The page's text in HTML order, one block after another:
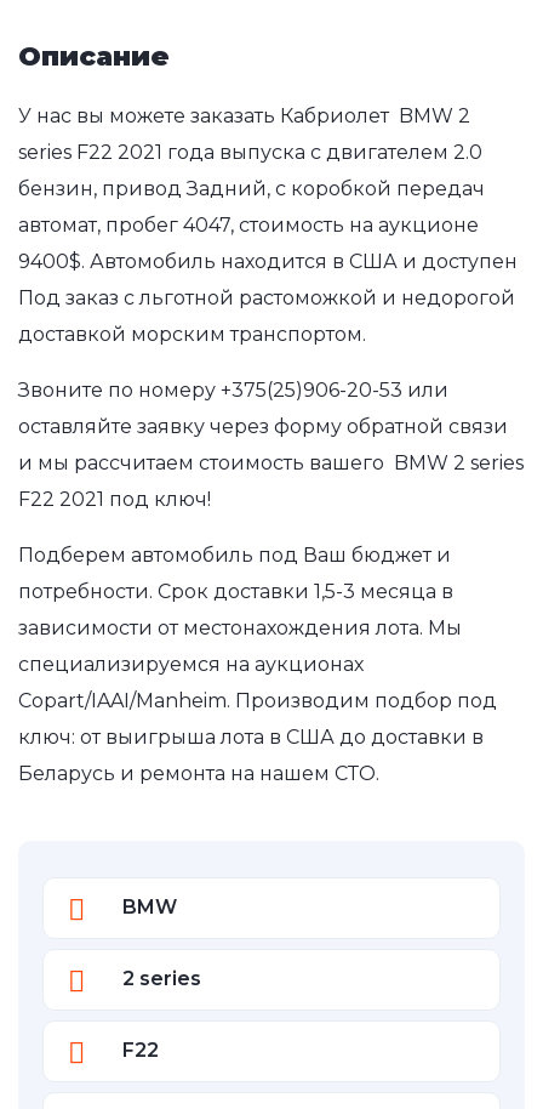
Описание
У нас вы можете заказать Кабриолет BMW 2
series F22 2021 года выпуска с двигателем 2.0
бензин, привод Задний, с коробкой передач
автомат, пробег 4047, стоимость на аукционе
9400$. Автомобиль находится в США и доступен
Под заказ с льготной растоможкой и недорогой
доставкой морским транспортом.
Звоните по номеру +375(25)906-20-53 или
оставляйте заявку через форму обратной связи
и мы рассчитаем стоимость вашего BMW 2 series
F22 2021 под ключ!
Подберем автомобиль под Ваш бюджет и
потребности. Срок доставки 1,5-3 месяца в
зависимости от местонахождения лота. Мы
специализируемся на аукционах
Copart/IAAI/Manheim. Производим подбор под
ключ: от выигрыша лота в США до доставки в
Беларусь и ремонта на нашем СТО.
BMW
2 series
F22